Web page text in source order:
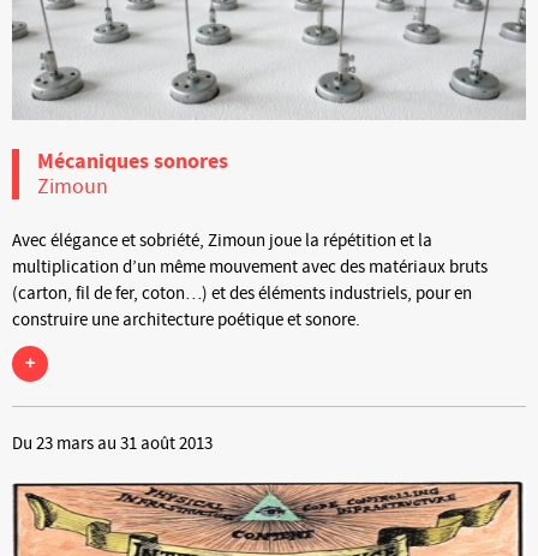
Mécaniques sonores
Zimoun
Avec élégance et sobriété, Zimoun joue la répétition et la
multiplication d’un même mouvement avec des matériaux bruts
(carton, fil de fer, coton…) et des éléments industriels, pour en
construire une architecture poétique et sonore.
+
Du 23 mars au 31 août 2013